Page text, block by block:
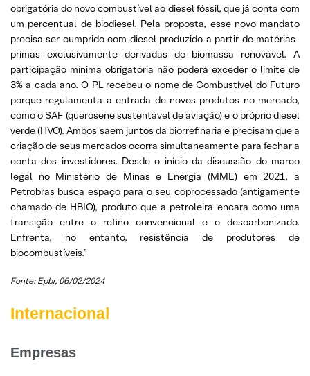
obrigatória do novo combustível ao diesel fóssil, que já conta com
um percentual de biodiesel. Pela proposta, esse novo mandato
precisa ser cumprido com diesel produzido a partir de matérias-
primas exclusivamente derivadas de biomassa renovável. A
participação mínima obrigatória não poderá exceder o limite de
3% a cada ano. O PL recebeu o nome de Combustível do Futuro
porque regulamenta a entrada de novos produtos no mercado,
como o SAF (querosene sustentável de aviação) e o próprio diesel
verde (HVO). Ambos saem juntos da biorrefinaria e precisam que a
criação de seus mercados ocorra simultaneamente para fechar a
conta dos investidores. Desde o início da discussão do marco
legal no Ministério de Minas e Energia (MME) em 2021, a
Petrobras busca espaço para o seu coprocessado (antigamente
chamado de HBIO), produto que a petroleira encara como uma
transição entre o refino convencional e o descarbonizado.
Enfrenta, no entanto, resistência de produtores de
biocombustíveis.”
Fonte: Epbr, 06/02/2024
Internacional
Empresas